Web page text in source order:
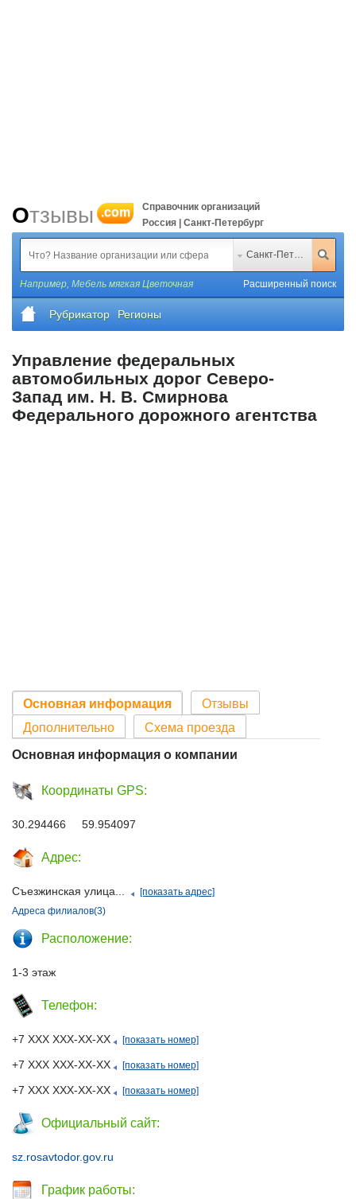
Отзывы .com
Справочник организаций
Россия | Санкт-Петербург
Санкт-Петербург
Например, Мебель мягкая Цветочная Расширенный поиск
Рубрикатор Регионы
Управление федеральных
автомобильных дорог Северо-
Запад им. Н. В. Смирнова
Федерального дорожного агентства
Основная информация
Отзывы
Дополнительно
Схема проезда
Основная информация о компании
Координаты GPS:
30.294466 59.954097
Адрес:
Съезжинская улица...
[показать адрес]
Адреса филиалов(3)
Расположение:
1-3 этаж
Телефон:
+7 ХХХ ХХХ-ХХ-ХХ [показать номер]
+7 ХХХ ХХХ-ХХ-ХХ [показать номер]
+7 ХХХ ХХХ-ХХ-ХХ [показать номер]
Официальный сайт:
sz.rosavtodor.gov.ru
График работы: